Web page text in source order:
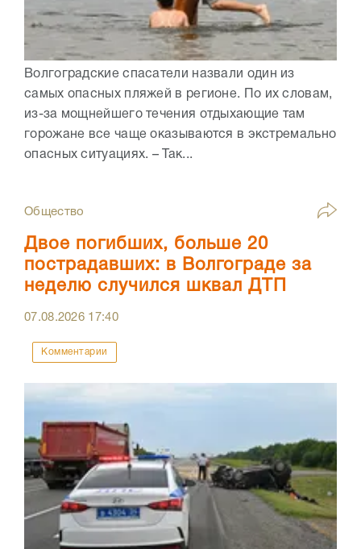
Волгоградские спасатели назвали один из
самых опасных пляжей в регионе. По их словам,
из-за мощнейшего течения отдыхающие там
горожане все чаще оказываются в экстремально
опасных ситуациях. – Так...
Общество
Двое погибших, больше 20
пострадавших: в Волгограде за
неделю случился шквал ДТП
07.08.2026 17:40
Комментарии